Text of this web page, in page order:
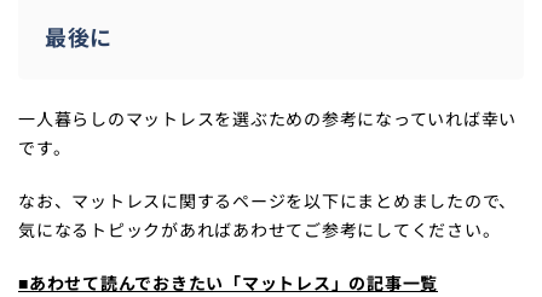
最後に
一人暮らしのマットレスを選ぶための参考になっていれば幸い
です。
なお、マットレスに関するページを以下にまとめましたので、
気になるトピックがあればあわせてご参考にしてください。
■あわせて読んでおきたい「マットレス」の記事一覧